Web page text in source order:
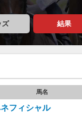
ズ 結果
馬名
フィシャル